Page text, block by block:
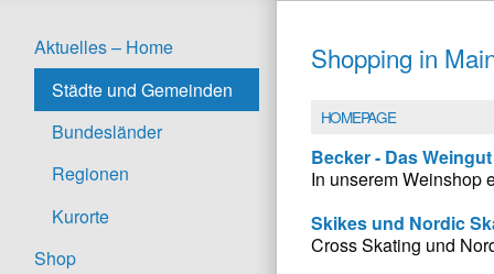
Aktuelles – Home
Städte und Gemeinden
Bundesländer
Regionen
Kurorte
Shop
Shopping in
HOMEPAGE
Becker - Das
In unserem Weinshop
Skikes und Nordic
Cross Skating und